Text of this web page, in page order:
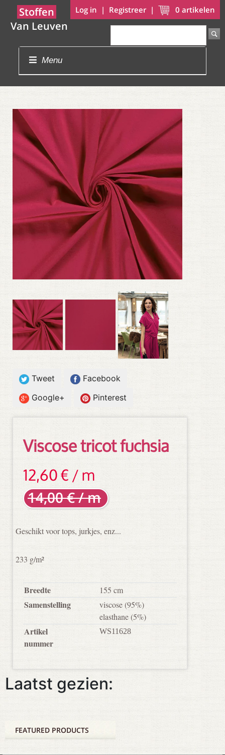
Log in | Registreer | 0 artikelen
Stoffen
Van Leuven
Menu
Tweet
Facebook
Google+
Pinterest
Viscose tricot fuchsia
12,60 € / m
14,00 € / m
Geschikt voor tops, jurkjes, enz...
233 g/m²
Breedte 155 cm
Samenstelling viscose(95%)
elasthane(5%)
Artikel
nummer
WS11628
Laatst gezien:
FEATURED PRODUCTS